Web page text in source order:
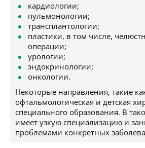
кардиологии;
пульмонологии;
трансплантологии;
пластики, в том числе,
операции;
урологии;
эндокринологии;
онкологии.
Некоторые направления, такие
офтальмологическая и детская
специального образования. В
имеет узкую специализацию и
проблемами конкретных